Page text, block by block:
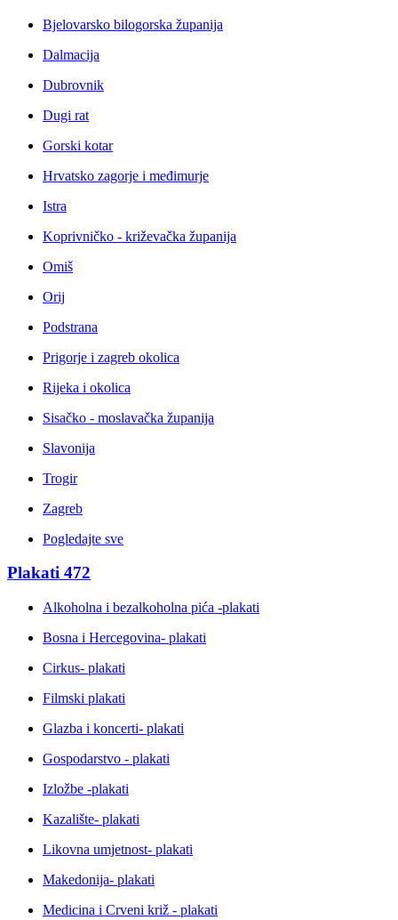
Bjelovarsko bilogorska županija
Dalmacija
Dubrovnik
Dugi rat
Gorski kotar
Hrvatsko zagorje i međimurje
Istra
Koprivničko - križevačka županija
Omiš
Orij
Podstrana
Prigorje i zagreb okolica
Rijeka i okolica
Sisačko - moslavačka županija
Slavonija
Trogir
Zagreb
Pogledajte sve
Plakati 472
Alkoholna i bezalkoholna pića -plakati
Bosna i Hercegovina- plakati
Cirkus- plakati
Filmski plakati
Glazba i koncerti- plakati
Gospodarstvo - plakati
Izložbe -plakati
Kazalište- plakati
Likovna umjetnost- plakati
Makedonija- plakati
Medicina i Crveni križ - plakati